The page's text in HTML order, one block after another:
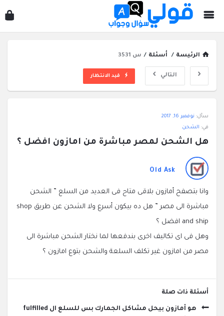
الرئيسة / أسئلة / س 3531
التالي قيد الانتظار
سؤال
وجواب
أسئلة
سأل: نوفمبر 16, 2017
في: الشحن
هل الشحن لمصر مباشرة من امازون افضل ؟
Old Ask
وانا بتصفح أمازون بلاقى متاح فى العديد من السلع ” الشحن
مباشرة الى مصر ” هل ده بيكون أسرع ولا الشحن عن طريق shop
and ship افضل ؟
وهل فى اى تكاليف اخرى بندفعها لما نختار الشحن مباشرة الى
مصر من امازون غير تكلف السلعة والشحن بتوع امازون ؟
‫أسئلة ذات صلة
هو أمازون بيحل مشاكل الجمارك بس للسلع ال fulfilled